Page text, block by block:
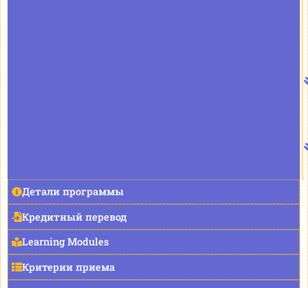
Детали программы
Кредитный перевод
Learning Modules
Критерии приема